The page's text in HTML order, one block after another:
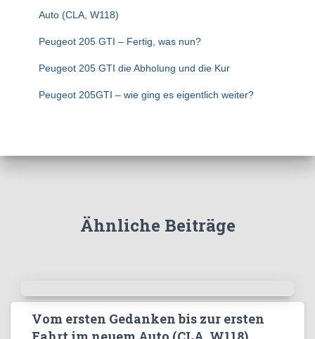
Auto (CLA, W118)
Peugeot 205 GTI – Fertig, was nun?
Peugeot 205 GTI die Abholung und die Kur
Peugeot 205GTI – wie ging es eigentlich weiter?
Ähnliche Beiträge
Vom ersten Gedanken bis zur ersten